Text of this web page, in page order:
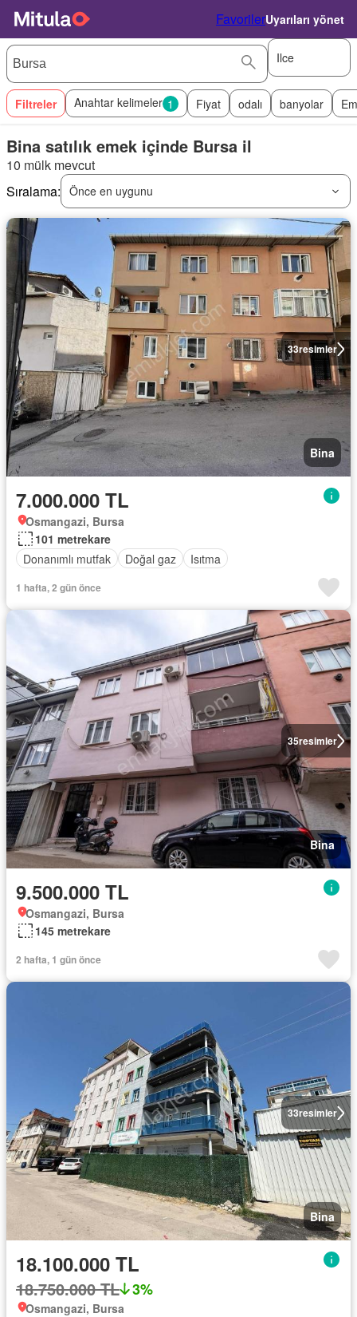
FavorilerUyarıları yönet
Ilce
Filtreler Anahtar kelimeler 1 Fiyat odalı banyolar
Bina satılık emek içinde Bursa il
10 mülk mevcut
Sıralama: Önce en uygunu
33resimler
Bina
7.000.000 TL
Osmangazi, Bursa
101 metrekare
Donanımlı mutfak
Doğal gaz Isıtma
1 hafta, 2 gün önce
35resimler
Bina
9.500.000 TL
Osmangazi, Bursa
145 metrekare
2 hafta, 1 gün önce
33resimler
Bina
18.100.000 TL
18.750.000 TL 3%
Osmangazi, Bursa